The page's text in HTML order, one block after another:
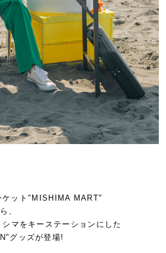
ケット"MISHIMA MART"
、
シマをキーステーションにした
グッズが登場!